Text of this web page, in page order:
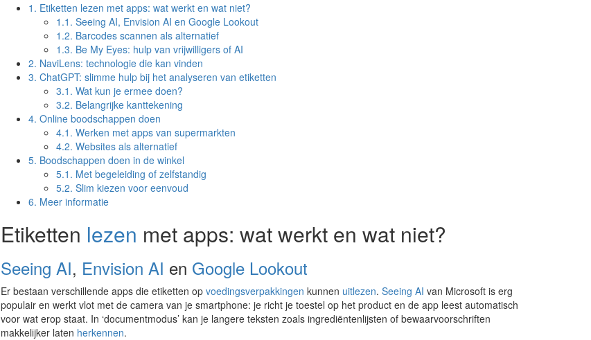
1. Etiketten lezen met apps: wat werkt en wat niet?
1.1. Seeing AI, Envision AI en Google Lookout
1.2. Barcodes scannen als alternatief
1.3. Be My Eyes: hulp van vrijwilligers of AI
2. NaviLens: technologie die kan vinden
3. ChatGPT: slimme hulp bij het analyseren van etiketten
3.1. Wat kun je ermee doen?
3.2. Belangrijke kanttekening
4. Online boodschappen doen
4.1. Werken met apps van supermarkten
4.2. Websites als alternatief
5. Boodschappen doen in de winkel
5.1. Met begeleiding of zelfstandig
5.2. Slim kiezen voor eenvoud
6. Meer informatie
Etiketten lezen met apps: wat werkt en wat niet?
Seeing AI, Envision AI en Google Lookout
Er bestaan verschillende apps die etiketten op voedingsverpakkingen kunnen uitlezen. Seeing AI van Microsoft is erg
populair en werkt vlot met de camera van je smartphone: je richt je toestel op het product en de app leest automatisch
voor wat erop staat. In ‘documentmodus’ kan je langere teksten zoals ingrediëntenlijsten of bewaarvoorschriften
makkelijker laten herkennen.